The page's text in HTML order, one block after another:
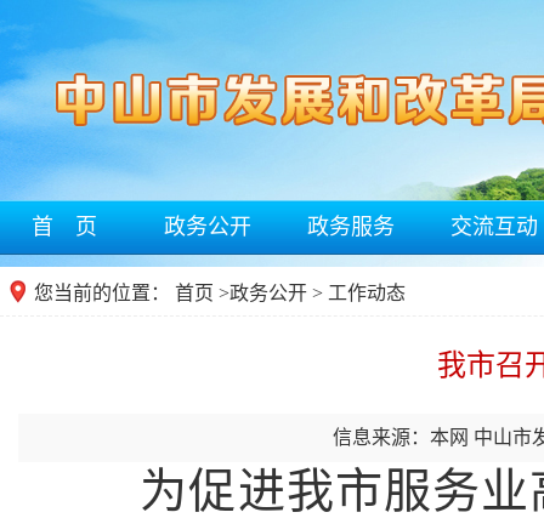
首 页 政务公开 政务服务 交流互动
您当前的位置： 首页 >政务公开 > 工作动态
我市召
信息来源：本网 中山市
为促进我市服务业